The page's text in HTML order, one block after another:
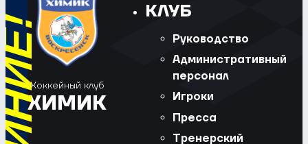
Хоккейный клуб
ХИМИК
КЛУБ
Руководство
Административный
персонал
Игроки
Пресса
Тренерский